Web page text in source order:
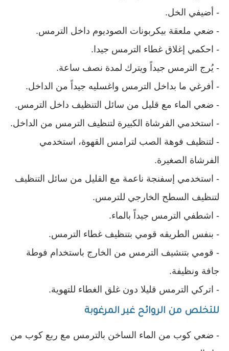
- أضيفي الخل.
- ضعي ملعقة بيكربونات الصوديوم داخل الترمس.
- احكمي إغلاق غطاء الترمس جيدا.
- يُرج الترمس جيداً ويترك لمدة نصف ساعة.
- أفرغي ما بداخل الترمس واغسليه جيداً من الداخل.
- ضعي الماء مع قليل من سائل التنظيف داخل الترمس.
- استخدمي الفرشاة الكبيرة لتنظيف الترمس من الداخل.
الفرشاة الصغيرة.
لتنظيف السطح الخارجي للترمس.
- اشطفي الترمس جيداً بالماء.
- بنفس الطريقه قومي بتنظيف غطاء الترمس.
جافة ونظيفة.
- اتركي الترمس قليلا دون غلق الغطاء للتهوية.
للتخلص من الروائح غير المرغوبة